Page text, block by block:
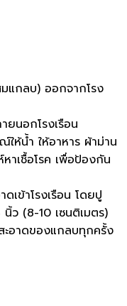
แกลบ) ออกจากโรง
ยนอกโรงเรือน
ห้น้ำ ให้อาหาร ผ้าม่าน
าเชื้อโรค เพื่อป้องกัน
เข้าโรงเรือน โดยปู
ว (8-10 เซนติเมตร)
ะอาดของแกลบทุกครั้ง